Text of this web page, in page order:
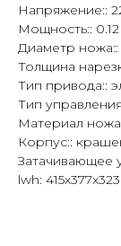
Напряжение::
Мощность::
Диаметр ножа::
Толщина
Тип привода::
Тип
Материал
Корпус::
Затачивающее
lwh: